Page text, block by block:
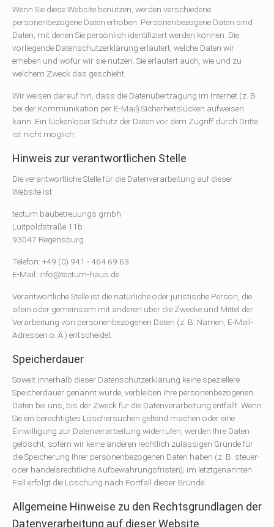
Wenn Sie diese Website benutzen, werden verschiedene
personenbezogene Daten erhoben. Personenbezogene Daten sind
Daten, mit denen Sie persönlich identifiziert werden können. Die
vorliegende Datenschutzerklärung erläutert, welche Daten wir
erheben und wofür wir sie nutzen. Sie erläutert auch, wie und zu
welchem Zweck das geschieht.
Wir weisen darauf hin, dass die Datenübertragung im Internet (z. B.
bei der Kommunikation per E-Mail) Sicherheitslücken aufweisen
kann. Ein lückenloser Schutz der Daten vor dem Zugriff durch Dritte
ist nicht möglich.
Hinweis zur verantwortlichen Stelle
Die verantwortliche Stelle für die Datenverarbeitung auf dieser
Website ist:
tectum baubetreuungs gmbh
Luitpoldstraße 11b
93047 Regensburg
Telefon: +49 (0) 941 - 464 69 63
E-Mail: info@tectum-haus.de
Verantwortliche Stelle ist die natürliche oder juristische Person, die
allein oder gemeinsam mit anderen über die Zwecke und Mittel der
Verarbeitung von personenbezogenen Daten (z. B. Namen, E-Mail-
Adressen o. Ä.) entscheidet.
Speicherdauer
Soweit innerhalb dieser Datenschutzerklärung keine speziellere
Speicherdauer genannt wurde, verbleiben Ihre personenbezogenen
Daten bei uns, bis der Zweck für die Datenverarbeitung entfällt. Wenn
Sie ein berechtigtes Löschersuchen geltend machen oder eine
Einwilligung zur Datenverarbeitung widerrufen, werden Ihre Daten
gelöscht, sofern wir keine anderen rechtlich zulässigen Gründe für
die Speicherung Ihrer personenbezogenen Daten haben (z. B. steuer-
oder handelsrechtliche Aufbewahrungsfristen); im letztgenannten
Fall erfolgt die Löschung nach Fortfall dieser Gründe.
Allgemeine Hinweise zu den Rechtsgrundlagen der
Datenverarbeitung auf dieser Website